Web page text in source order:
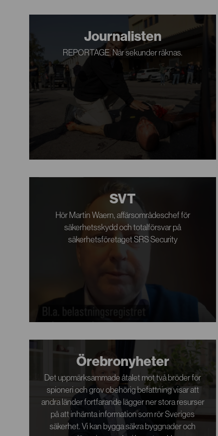
Journalisten
REPORTAGE. När sekunder räknas.
SVT
Hör Martin Waern, affärsområdeschef för
säkerhetsskydd och totalförsvar på
säkerhetsföretaget SRS Security
Örebronyheter
Det uppmärksammade åtalet mot två bröder för
spioneri och grov obehörig befattning visar att
andra länder fortfarande lägger ner stora resurser
på att inhämta information som rör Sveriges
säkerhet. Vi kan bygga säkra byggnader och